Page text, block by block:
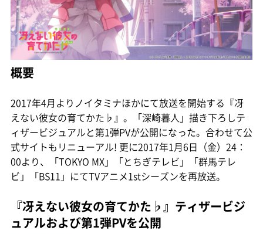
概要
2017年4月よりノイタミナほかにて放送を開始する『冴
えない彼女の育てかた♭』。「深崎暮人」描き下ろしテ
ィザービジュアルと第1弾PVが公開になった。合わせて公
式サイトもリニューアル! 更に2017年1月6日（金）24：
00より、「TOKYO MX」「とちぎテレビ」「群馬テレ
ビ」「BS11」にてTVアニメ1stシーズンを再放送。
『冴えない彼女の育てかた♭』ティザービジ
ュアルおよび第1弾PVを公開